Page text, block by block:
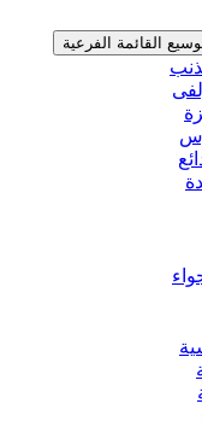
القائمة الفرعية